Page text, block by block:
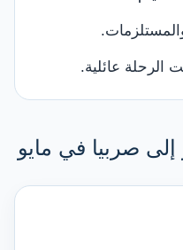
الرحلة عائلية.
صربيا في مايو